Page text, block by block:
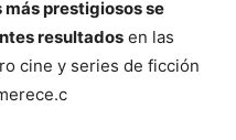
prestigiosos se
resultados en las
cine y series de ficción